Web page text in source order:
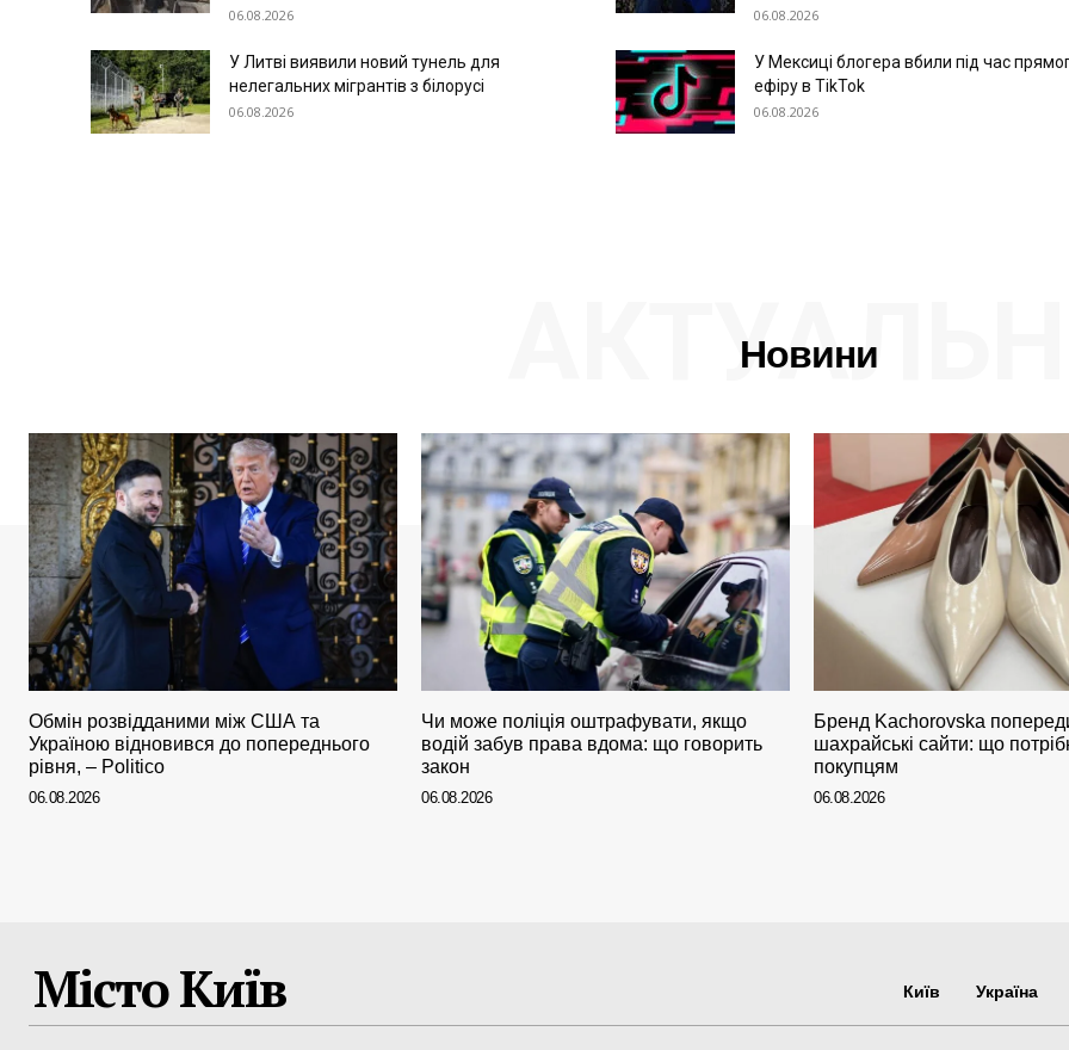
06.08.2026 06.08.2026
У Литві виявили новий тунель для
нелегальних мігрантів з білорусі
06.08.2026
У Мексиці блогера вбили під час
ефіру в TikTok
06.08.2026
Новини
Обмін розвідданими між США та
Україною відновився до попереднього
рівня, – Politico
06.08.2026
Чи може поліція оштрафувати, якщо
водій забув права вдома: що говорить
закон
06.08.2026
Бренд Kachorovska
шахрайські сайти: що
покупцям
06.08.2026
Місто Київ Київ Україна